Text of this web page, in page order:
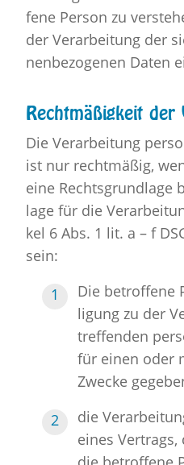
fe­ne Per­son zu
der Ver­ar­bei­tung der
nen­be­zo­ge­nen Daten
Recht­mä­ßig­keit der
Die Ver­ar­bei­tung
ist nur recht­mä­ßig,
eine Rechts­grund­la­ge
la­ge für die
kel 6 Abs. 1 lit. a – f
sein:
Die be­trof­fe­ne
li­gung zu der
tref­fen­den
für einen oder
Zwe­cke
die
eines